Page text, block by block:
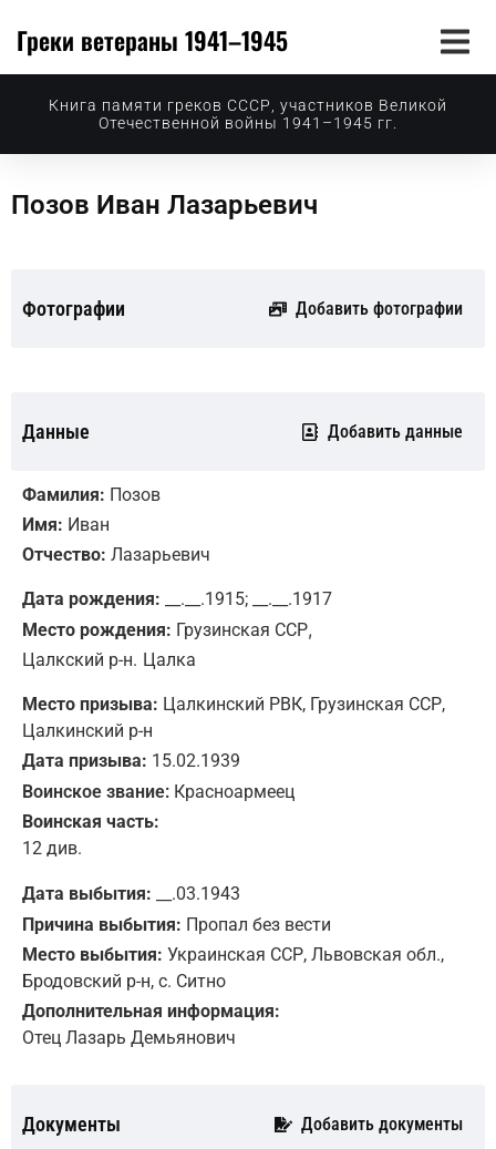
Греки ветераны 1941–1945
Книга памяти греков СССР, участников Великой
Отечественной войны 1941–1945 гг.
Позов Иван Лазарьевич
Фотографии Добавить фотографии
Данные Добавить данные
Фамилия: Позов
Имя: Иван
Отчество: Лазарьевич
Дата рождения: __.__.1915; __.__.1917
Место рождения: Грузинская ССР,
Цалкский р-н. Цалка
Место призыва: Цалкинский РВК, Грузинская ССР,
Цалкинский р-н
Дата призыва: 15.02.1939
Воинское звание: Красноармеец
Воинская часть:
12 див.
Дата выбытия: __.03.1943
Причина выбытия: Пропал без вести
Место выбытия: Украинская ССР, Львовская обл.,
Бродовский р-н, с. Ситно
Дополнительная информация:
Отец Лазарь Демьянович
Документы Добавить документы